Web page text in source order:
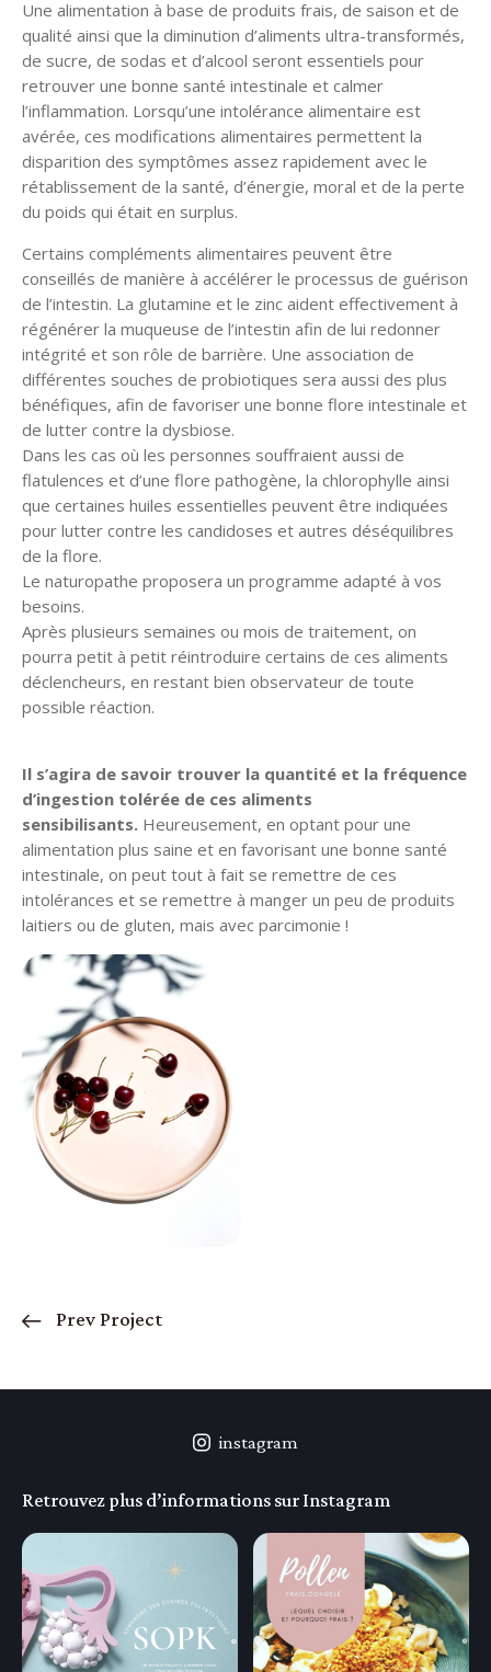
Une alimentation à base de produits frais, de saison et de
qualité ainsi que la diminution d’aliments ultra-transformés,
de sucre, de sodas et d’alcool seront essentiels pour
retrouver une bonne santé intestinale et calmer
l’inflammation. Lorsqu’une intolérance alimentaire est
avérée, ces modifications alimentaires permettent la
disparition des symptômes assez rapidement avec le
rétablissement de la santé, d’énergie, moral et de la perte
du poids qui était en surplus.
Certains compléments alimentaires peuvent être
conseillés de manière à accélérer le processus de guérison
de l’intestin. La glutamine et le zinc aident effectivement à
régénérer la muqueuse de l’intestin afin de lui redonner
intégrité et son rôle de barrière. Une association de
différentes souches de probiotiques sera aussi des plus
bénéfiques, afin de favoriser une bonne flore intestinale et
de lutter contre la dysbiose.
Dans les cas où les personnes souffraient aussi de
flatulences et d’une flore pathogène, la chlorophylle ainsi
que certaines huiles essentielles peuvent être indiquées
pour lutter contre les candidoses et autres déséquilibres
de la flore.
Le naturopathe proposera un programme adapté à vos
besoins.
Après plusieurs semaines ou mois de traitement, on
pourra petit à petit réintroduire certains de ces aliments
déclencheurs, en restant bien observateur de toute
possible réaction.
Il s’agira de savoir trouver la quantité et la fréquence
d’ingestion tolérée de ces aliments
sensibilisants. Heureusement, en optant pour une
alimentation plus saine et en favorisant une bonne santé
intestinale, on peut tout à fait se remettre de ces
intolérances et se remettre à manger un peu de produits
laitiers ou de gluten, mais avec parcimonie !
Prev Project
instagram
Retrouvez plus d’informations sur Instagram